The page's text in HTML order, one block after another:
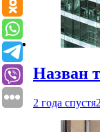
Назван
2 года спустя